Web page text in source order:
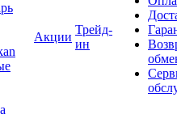
Акции
Трейд-
ин